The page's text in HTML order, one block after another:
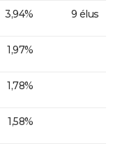
3,94% 9 élus
1,97%
1,78%
1,58%